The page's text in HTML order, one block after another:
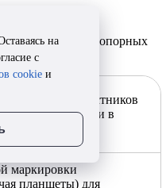
помнить четыре опорных
регистрации участников
продукции в
маркировки
планшеты) для
на
с
cookie и